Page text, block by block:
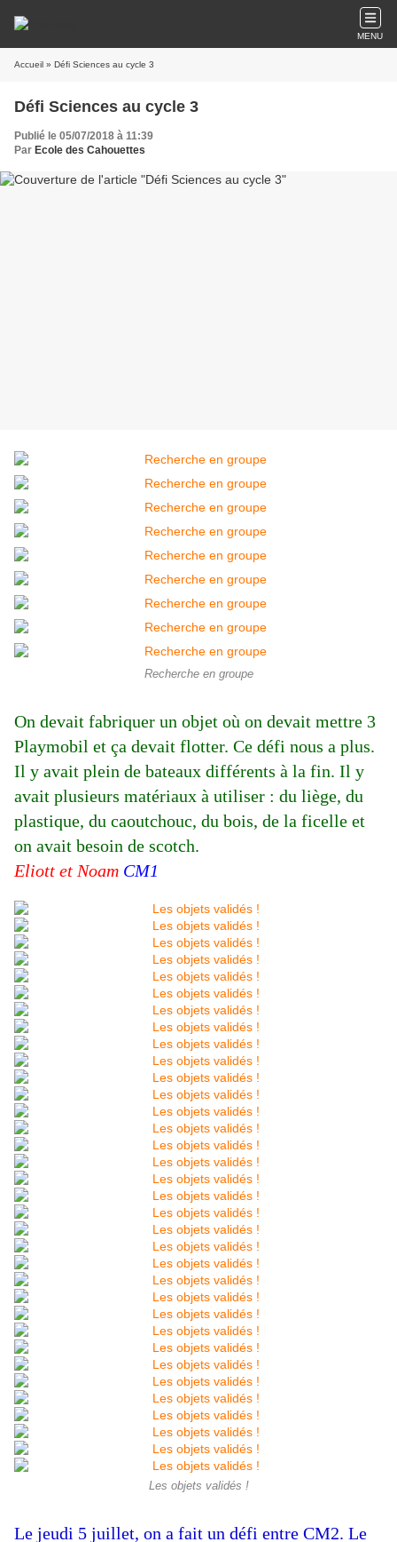
MENU
Accueil » Défi Sciences au cycle 3
Défi Sciences au cycle 3
Publié le 05/07/2018 à 11:39
Par Ecole des Cahouettes
Recherche en groupe
On devait fabriquer un objet où on devait mettre 3
Playmobil et ça devait flotter. Ce défi nous a plus.
Il y avait plein de bateaux différents à la fin. Il y
avait plusieurs matériaux à utiliser : du liège, du
plastique, du caoutchouc, du bois, de la ficelle et
on avait besoin de scotch.
Eliott et Noam CM1
Les objets validés !
Le jeudi 5 juillet, on a fait un défi entre CM2. Le